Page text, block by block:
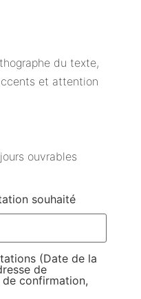
du texte,
et attention
ouvrables
souhaité
(Date de la
de
de confirmation,